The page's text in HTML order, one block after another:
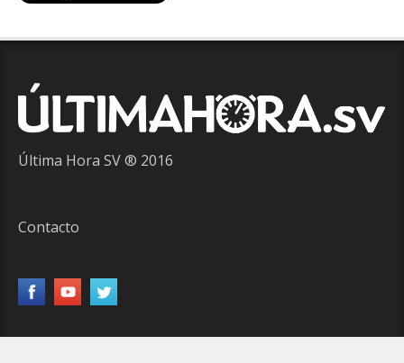
Última Hora SV ® 2016
Contacto